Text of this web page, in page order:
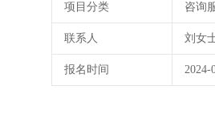
项目分类 咨询
联系人 刘女
报名时间